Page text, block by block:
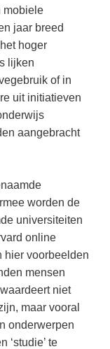
van
mobiele
jaar breed
hoger
lijken
of in
uit initiatieven
aangebracht
worden de
universiteiten
online
hier voorbeelden
mensen
niet
maar vooral
onderwerpen
‘studie’ te